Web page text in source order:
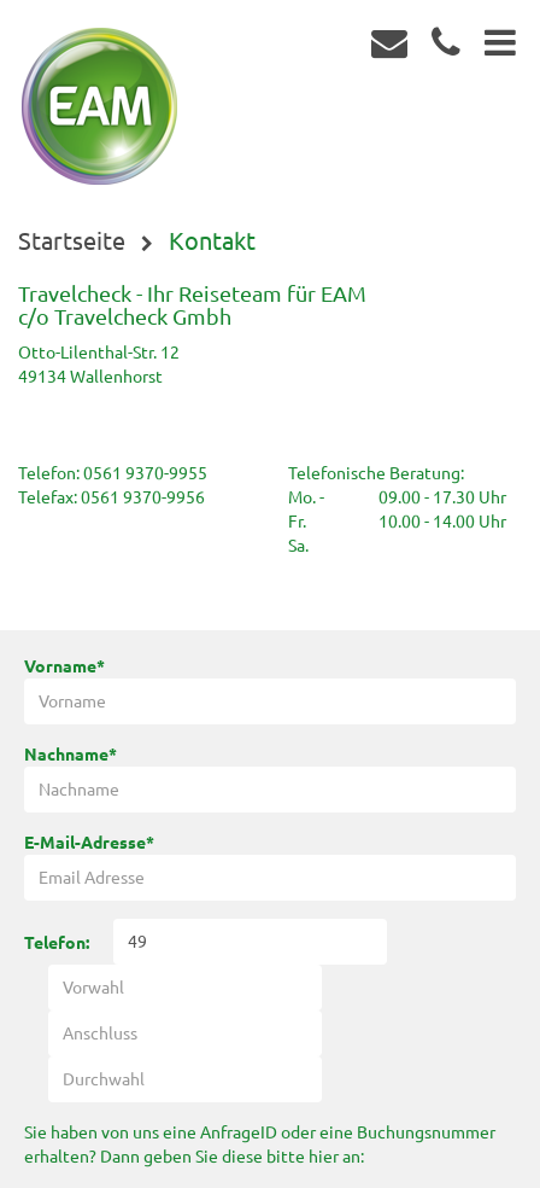
Startseite Kontakt
Travelcheck - Ihr Reiseteam für EAM
c/o Travelcheck Gmbh
Otto-Lilenthal-Str. 12
49134 Wallenhorst
Telefon:0561 9370-9955
Telefonische Beratung:
Telefax:0561 9370-9956
Mo. -
Fr.
Sa.
09.00 - 17.30 Uhr
10.00 - 14.00 Uhr
Vorname*
Nachname*
E-Mail-Adresse*
Telefon:
Sie haben von uns eine AnfrageID oder eine Buchungsnummer
erhalten? Dann geben Sie diese bitte hier an: